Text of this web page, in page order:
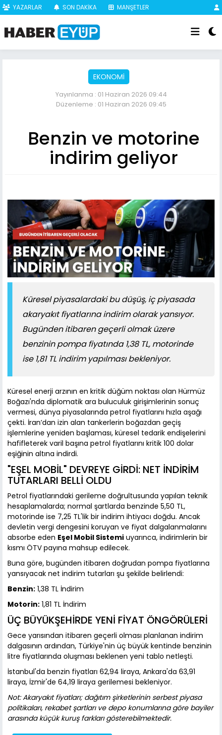
YAZARLAR SON DAKİKA MANŞETLER
EKONOMİ
Yayınlanma : 01 Haziran 2026 09:44
Düzenleme : 01 Haziran 2026 09:45
Benzin ve motorine
indirim geliyor
Küresel piyasalardaki bu düşüş, iç piyasada
akaryakıt fiyatlarına indirim olarak yansıyor.
Bugünden itibaren geçerli olmak üzere
benzinin pompa fiyatında 1,38 TL, motorinde
ise 1,81 TL indirim yapılması bekleniyor.
Küresel enerji arzının en kritik düğüm noktası olan Hürmüz
Boğazı'nda diplomatik ara buluculuk girişimlerinin sonuç
vermesi, dünya piyasalarında petrol fiyatlarını hızla aşağı
çekti. İran’dan izin alan tankerlerin boğazdan geçiş
işlemlerine yeniden başlaması, küresel tedarik endişelerini
hafifleterek varil başına petrol fiyatlarını kritik 100 dolar
eşiğinin altına indirdi.
"EŞEL MOBİL" DEVREYE GİRDİ: NET İNDİRİM
TUTARLARI BELLİ OLDU
Petrol fiyatlarındaki gerileme doğrultusunda yapılan teknik
hesaplamalarda; normal şartlarda benzinde 5,50 TL,
motorinde ise 7,25 TL'lik bir indirim ihtiyacı doğdu. Ancak
devletin vergi dengesini koruyan ve fiyat dalgalanmalarını
absorbe eden Eşel Mobil Sistemi uyarınca, indirimlerin bir
kısmı ÖTV payına mahsup edilecek.
Buna göre, bugünden itibaren doğrudan pompa fiyatlarına
yansıyacak net indirim tutarları şu şekilde belirlendi:
Benzin: 1,38 TL İndirim
Motorin: 1,81 TL İndirim
ÜÇ BÜYÜKŞEHİRDE YENİ FİYAT ÖNGÖRÜLERİ
Gece yarısından itibaren geçerli olması planlanan indirim
dalgasının ardından, Türkiye'nin üç büyük kentinde benzinin
litre fiyatlarında oluşması beklenen yeni tablo netleşti.
İstanbul'da benzin fiyatları 62,94 liraya, Ankara'da 63,91
liraya, İzmir'de 64,19 liraya gerilemesi bekleniyor.
Not: Akaryakıt fiyatları; dağıtım şirketlerinin serbest piyasa
politikaları, rekabet şartları ve depo konumlarına göre bayiler
arasında küçük kuruş farkları gösterebilmektedir.